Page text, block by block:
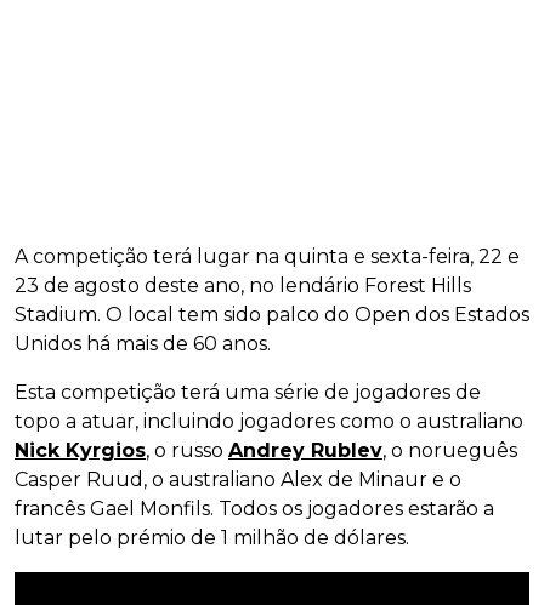
A competição terá lugar na quinta e sexta-feira, 22 e
23 de agosto deste ano, no lendário Forest Hills
Stadium. O local tem sido palco do Open dos Estados
Unidos há mais de 60 anos.
Esta competição terá uma série de jogadores de
topo a atuar, incluindo jogadores como o australiano
Nick Kyrgios, o russo Andrey Rublev, o norueguês
Casper Ruud, o australiano Alex de Minaur e o
francês Gael Monfils. Todos os jogadores estarão a
lutar pelo prémio de 1 milhão de dólares.